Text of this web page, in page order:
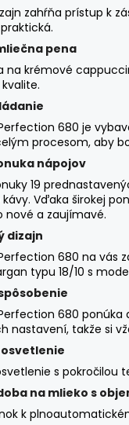
zahŕňa prístup k
pena
na krémové
680 je
procesom, aby
nápojov
19
Vďaka širokej
nové a zaujímavé.
dizajn
680 na
typu 18/10 s
680
nastavení, takže si
osvetlenie
s
na mlieko s
k